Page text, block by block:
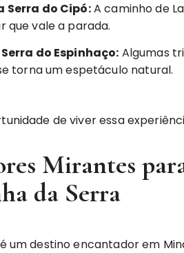
Serra do Cipó:A caminho de
que vale a parada.
do Espinhaço: Algumas
torna um espetáculo natural.
de viver essa
Mirantes
da Serra
um destino encantador em